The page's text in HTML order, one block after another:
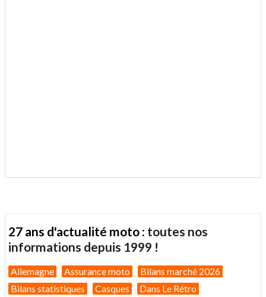
27 ans d'actualité moto : toutes nos
informations depuis 1999 !
Allemagne Assurance moto
Bilans marché 2026
Bilans statistiques
Casques Dans Le Rétro